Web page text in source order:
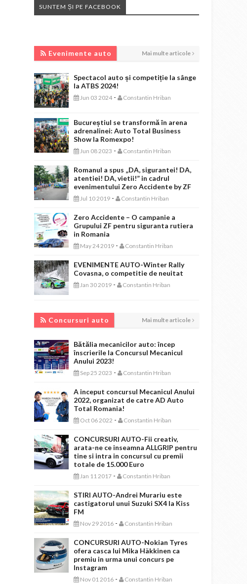
SUNTEM ȘI PE FACEBOOK
Evenimente auto Mai multe articole
Spectacol auto și competiție la sânge
la ATBS 2024!
Jun 03 2024 - Constantin Hriban
Bucureștiul se transformă în arena
adrenalinei: Auto Total Business
Show la Romexpo!
Jun 08 2023 - Constantin Hriban
Romanul a spus „DA, sigurantei! DA,
atentiei! DA, vietii!” in cadrul
evenimentului Zero Accidente by ZF
Jul 10 2019 - Constantin Hriban
Zero Accidente – O campanie a
Grupului ZF pentru siguranta rutiera
in Romania
May 24 2019 - Constantin Hriban
EVENIMENTE AUTO-Winter Rally
Covasna, o competitie de neuitat
Jan 30 2019 - Constantin Hriban
Concursuri auto Mai multe articole
Bătălia mecanicilor auto: încep
înscrierile la Concursul Mecanicul
Anului 2023!
Sep 25 2023 - Constantin Hriban
A inceput concursul Mecanicul Anului
2022, organizat de catre AD Auto
Total Romania!
Oct 06 2022 - Constantin Hriban
CONCURSURI AUTO-Fii creativ,
arata-ne ce inseamna ALLGRIP pentru
tine si intra in concursul cu premii
totale de 15.000 Euro
Jan 11 2017 - Constantin Hriban
STIRI AUTO-Andrei Murariu este
castigatorul unui Suzuki SX4 la Kiss
FM
Nov 29 2016 - Constantin Hriban
CONCURSURI AUTO-Nokian Tyres
ofera casca lui Mika Häkkinen ca
premiu in urma unui concurs pe
Instagram
Nov 01 2016 - Constantin Hriban